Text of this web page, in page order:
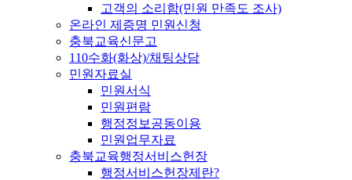
고객의 소리함(민원 만족도 조사)
온라인 제증명 민원신청
충북교육신문고
110수화(화상)/채팅상담
민원자료실
민원서식
민원편람
행정정보공동이용
민원업무자료
충북교육행정서비스헌장
행정서비스헌장제란?